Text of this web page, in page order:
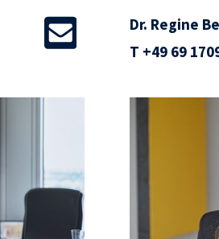
Dr. Regine
T +49 69